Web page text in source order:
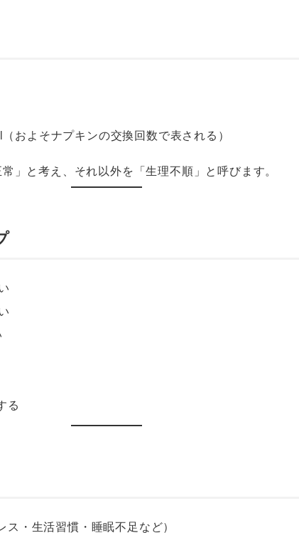
およそナプキンの交換回数で表される）
」と考え、それ以外を「生理不順」と呼びます。
る
・生活習慣・睡眠不足など）